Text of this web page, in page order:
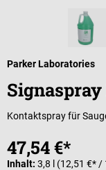
Parker Laboratories
Kontaktspray für
47,54 €*
Inhalt: 3,8 l (12,51 €* /